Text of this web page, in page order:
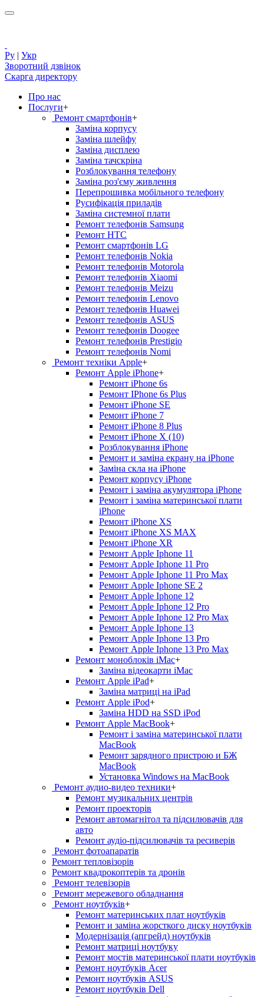
Ру | Укр
Зворотний дзвінок
Скарга директору
Про нас
Послуги+
Ремонт смартфонів+
Заміна корпусу
Заміна шлейфу
Заміна дисплею
Заміна тачскріна
Розблокування телефону
Заміна роз'єму живлення
Перепрошивка мобільного телефону
Русифікація приладів
Заміна системної плати
Ремонт телефонів Samsung
Ремонт HTC
Ремонт смартфонів LG
Ремонт телефонів Nokia
Ремонт телефонів Motorola
Ремонт телефонів Xiaomi
Ремонт телефонів Meizu
Ремонт телефонів Lenovo
Ремонт телефонів Huawei
Ремонт телефонів ASUS
Ремонт телефонів Doogee
Ремонт телефонів Prestigio
Ремонт телефонів Nomi
Ремонт техніки Apple+
Ремонт Apple iPhone+
Ремонт iPhone 6s
Ремонт IPhone 6s Plus
Ремонт iPhone SE
Ремонт iPhone 7
Ремонт iPhone 8 Plus
Ремонт iPhone X (10)
Розблокування iPhone
Ремонт и заміна екрану на iPhone
Заміна скла на iPhone
Ремонт корпусу iPhone
Ремонт і заміна акумулятора iPhone
Ремонт і заміна материнської плати
iPhone
Ремонт iPhone XS
Ремонт iPhone XS MAX
Ремонт iPhone XR
Ремонт Apple Iphone 11
Ремонт Apple Iphone 11 Pro
Ремонт Apple Iphone 11 Pro Max
Ремонт Apple Iphone SE 2
Ремонт Apple Iphone 12
Ремонт Apple Iphone 12 Pro
Ремонт Apple Iphone 12 Pro Max
Ремонт Apple Iphone 13
Ремонт Apple Iphone 13 Pro
Ремонт Apple Iphone 13 Pro Max
Ремонт моноблоків iMac+
Заміна відеокарти iMac
Ремонт Apple iPad+
Заміна матриці на iPad
Ремонт Apple iPod+
Заміна HDD на SSD iPod
Ремонт Apple MacBook+
Ремонт і заміна материнської плати
MacBook
Ремонт зарядного пристрою и БЖ
MacBook
Установка Windows на MacBook
Ремонт аудио-видео техники+
Ремонт музикальних центрів
Ремонт проекторів
Ремонт автомагнітол та підсилювачів для
авто
Ремонт аудіо-підсилювачів та ресиверів
Ремонт фотоапаратів
Ремонт тепловізорів
Ремонт квадрокоптерів та дронів
Ремонт телевізорів
Ремонт мережевого обладнання
Ремонт ноутбуків+
Ремонт материнських плат ноутбуків
Ремонт и заміна жорсткого диску ноутбуків
Модернізація (апгрейд) ноутбуків
Ремонт матриці ноутбуку
Ремонт мостів материнської плати ноутбуків
Ремонт ноутбуків Acer
Ремонт ноутбуків ASUS
Ремонт ноутбуків Dell